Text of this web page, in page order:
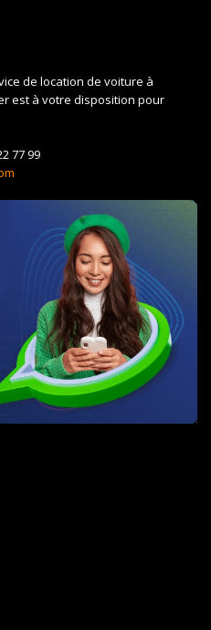
de location de voiture à
est à votre disposition pour
77 99